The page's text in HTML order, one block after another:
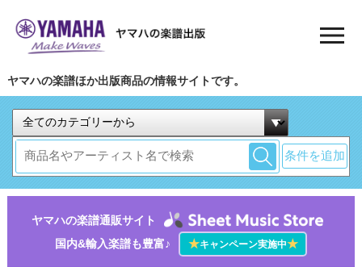
ヤマハの楽譜ほか出版商品の情報サイトです。
条件を追加
ヤマハの楽譜通販サイト
国内&輸入楽譜も豊富♪
★キャンペーン実施中★